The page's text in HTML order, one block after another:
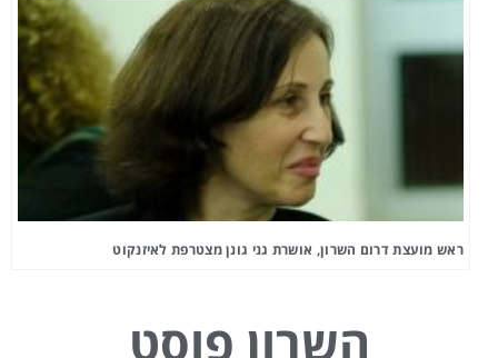
ראש מועצת דרום השרון, אושרת גני גונן מצטרפת לאיזנקוט
השרון פוסט